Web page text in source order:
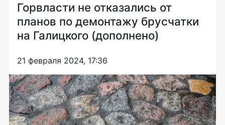
Горвласти не отказались от
планов по демонтажу брусчатки
на Галицкого (дополнено)
21 февраля 2024, 17:36